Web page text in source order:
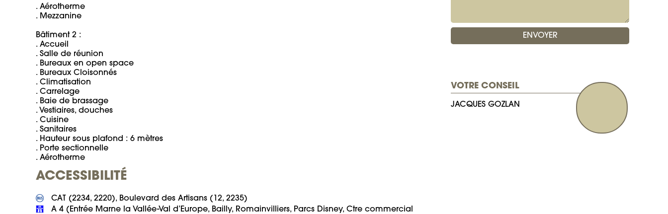
. Aérotherme
. Mezzanine
Bâtiment 2 :
. Accueil
. Salle de réunion
. Bureaux en open space
. Bureaux Cloisonnés
. Climatisation
. Carrelage
. Baie de brassage
. Vestiaires, douches
. Cuisine
. Sanitaires
. Hauteur sous plafond : 6 mètres
. Porte sectionnelle
. Aérotherme
ACCESSIBILITÉ
A 4 (Entrée Marne la Vallée-Val d’Europe, Bailly, Romainvilliers, Parcs Disney, Ctre commercial
VOTRE CONSEIL
JACQUES GOZLAN